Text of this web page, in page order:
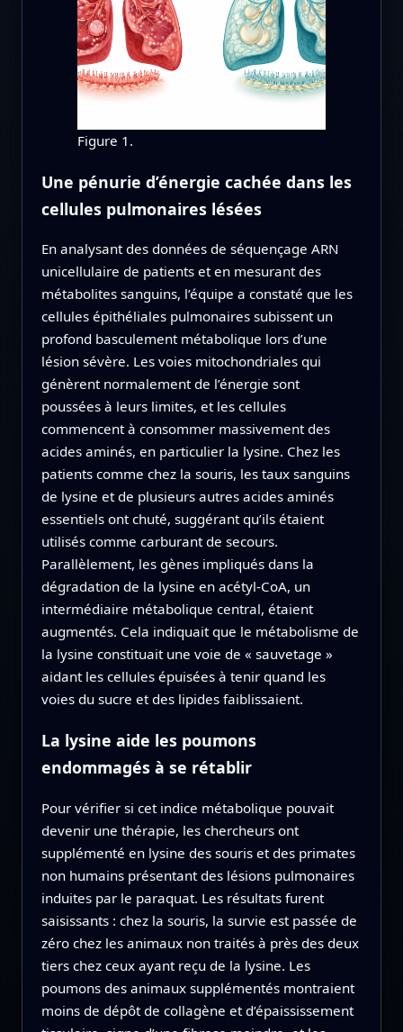
Figure 1.
Une pénurie d’énergie cachée dans les
cellules pulmonaires lésées
En analysant des données de séquençage ARN
unicellulaire de patients et en mesurant des
métabolites sanguins, l’équipe a constaté que les
cellules épithéliales pulmonaires subissent un
profond basculement métabolique lors d’une
lésion sévère. Les voies mitochondriales qui
génèrent normalement de l’énergie sont
poussées à leurs limites, et les cellules
commencent à consommer massivement des
acides aminés, en particulier la lysine. Chez les
patients comme chez la souris, les taux sanguins
de lysine et de plusieurs autres acides aminés
essentiels ont chuté, suggérant qu’ils étaient
utilisés comme carburant de secours.
Parallèlement, les gènes impliqués dans la
dégradation de la lysine en acétyl‑CoA, un
intermédiaire métabolique central, étaient
augmentés. Cela indiquait que le métabolisme de
la lysine constituait une voie de « sauvetage »
aidant les cellules épuisées à tenir quand les
voies du sucre et des lipides faiblissaient.
La lysine aide les poumons
endommagés à se rétablir
Pour vérifier si cet indice métabolique pouvait
devenir une thérapie, les chercheurs ont
supplémenté en lysine des souris et des primates
non humains présentant des lésions pulmonaires
induites par le paraquat. Les résultats furent
saisissants : chez la souris, la survie est passée de
zéro chez les animaux non traités à près des deux
tiers chez ceux ayant reçu de la lysine. Les
poumons des animaux supplémentés montraient
moins de dépôt de collagène et d’épaississement